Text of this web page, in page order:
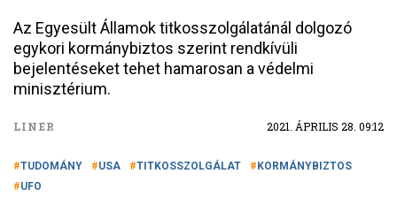
Az Egyesült Államok titkosszolgálatánál dolgozó
egykori kormánybiztos szerint rendkívüli
bejelentéseket tehet hamarosan a védelmi
minisztérium.
LINER 2021. ÁPRILIS 28. 09:12
TUDOMÁNY USA TITKOSSZOLGÁLAT
KORMÁNYBIZTOS
UFO